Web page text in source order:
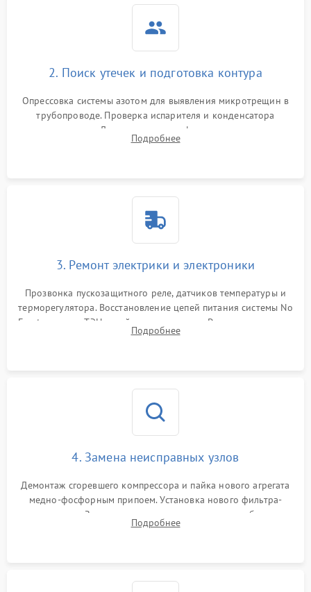
2. Поиск утечек и подготовка контура
Опрессовка системы азотом для выявления микротрещин в
трубопроводе. Проверка испарителя и конденсатора
течеискателем. Демонтаж старого фильтра-осушителя и
продувка капиллярной трубки для устранения засоров.
Подробнее
3. Ремонт электрики и электроники
Прозвонка пускозащитного реле, датчиков температуры и
терморегулятора. Восстановление цепей питания системы No
Frost, включая ТЭН оттайки и вентилятор. Ремонт или замена
платы управления при сбоях алгоритмов.
Подробнее
4. Замена неисправных узлов
Демонтаж сгоревшего компрессора и пайка нового агрегата
медно-фосфорным припоем. Установка нового фильтра-
осушителя. Замена изношенных вентиляторов обдува,
сломанных заслонок или поврежденных дверных петель.
Подробнее